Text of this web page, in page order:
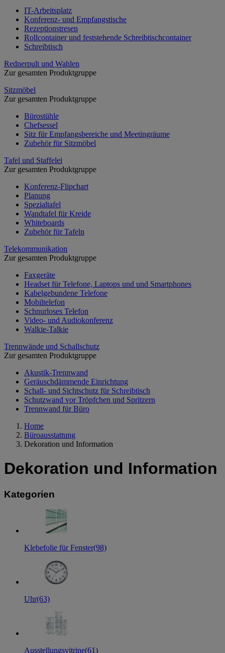
IT-Arbeitsplatz
Konferenz- und Empfangstische
Rezeptionstresen
Rollcontainer und feststehende Schreibtischcontainer
Schreibtisch
Rednerpult und Wahlen
Zur gesamten Produktgruppe
Sitzmöbel
Zur gesamten Produktgruppe
Bürostühle
Chefsessel
Sitz für Empfangsbereiche und Meetingräume
Zubehör für Sitzmöbel
Tafel und Staffelei
Zur gesamten Produktgruppe
Konferenz-Flipchart
Planung
Spezialtafel
Wandtafel für Kreide
Whiteboards
Zubehör für Tafeln
Telekommunikation
Zur gesamten Produktgruppe
Faxgeräte
Headset für Telefone, Laptops und und Smartphones
Kabelgebundene Telefone
Mobiltelefon
Schnurloses Telefon
Video- und Audiokonferenz
Walkie-Talkie
Trennwände und Schallschutz
Zur gesamten Produktgruppe
Akustik-Trennwand
Geräuschdämmende Einrichtung
Schall- und Sichtschutz für Schreibtisch
Schutzwand vor Tröpfchen und Spritzern
Trennwand für Büro
Home
Büroausstattung
Dekoration und Information
Dekoration und Information
Kategorien
Klebefolie für Fenster(98)
Uhr(63)
Ausstellungsvitrine(61)